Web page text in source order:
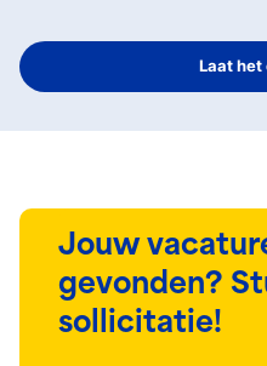
Laat het
Jouw
gevonden?
sollicitatie!